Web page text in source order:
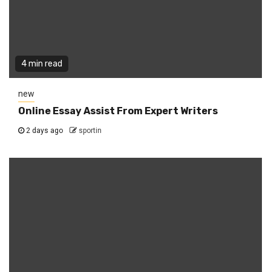
4 min read
new
Online Essay Assist From Expert Writers
2 days ago sportin